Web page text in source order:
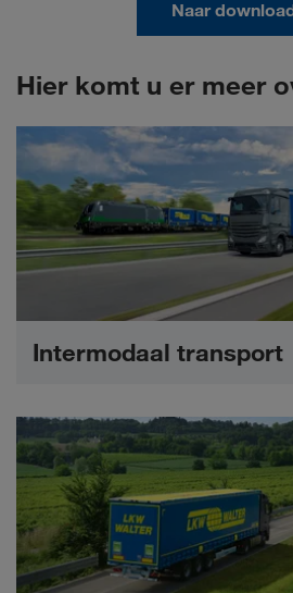
Naar
Hier komt u er meer
Intermodaal transport